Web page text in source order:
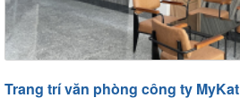
Trang trí văn phòng công ty MyKat